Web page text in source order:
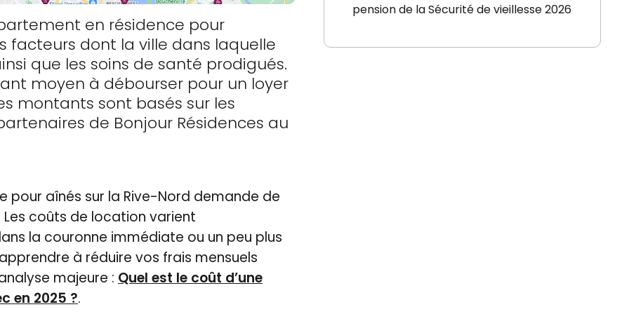
en résidence pour
facteurs dont la ville dans laquelle
que les soins de santé prodigués.
moyen à débourser pour un loyer
montants sont basés sur les
de Bonjour Résidences au
pour aînés sur la Rive-Nord demande de
coûts de location varient
la couronne immédiate ou un peu plus
à réduire vos frais mensuels
majeure : Quel est le coût d’une
en 2025 ?.
pension de la Sécurité de vieillesse 2026